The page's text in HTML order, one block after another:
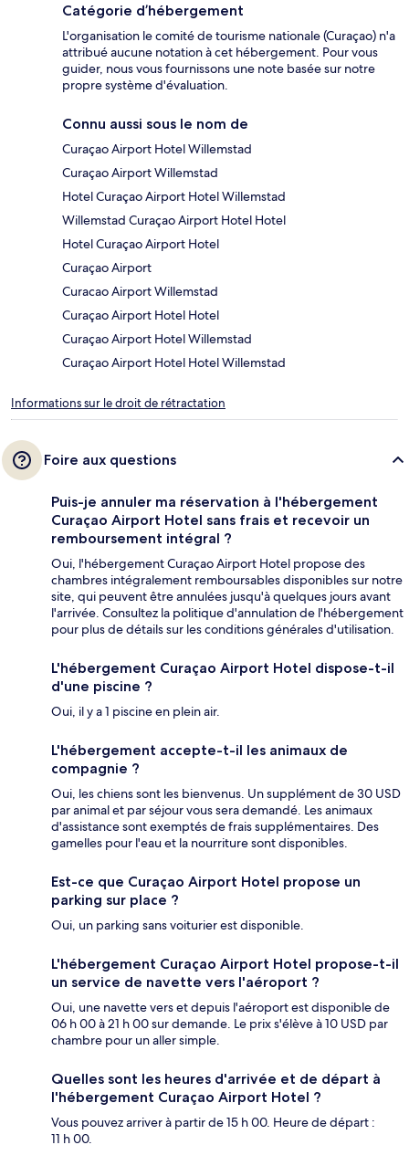
Catégorie d’hébergement
L'organisation le comité de tourisme nationale (Curaçao) n'a
attribué aucune notation à cet hébergement. Pour vous
guider, nous vous fournissons une note basée sur notre
propre système d'évaluation.
Connu aussi sous le nom de
Curaçao Airport Hotel Willemstad
Curaçao Airport Willemstad
Hotel Curaçao Airport Hotel Willemstad
Willemstad Curaçao Airport Hotel Hotel
Hotel Curaçao Airport Hotel
Curaçao Airport
Curacao Airport Willemstad
Curaçao Airport Hotel Hotel
Curaçao Airport Hotel Willemstad
Curaçao Airport Hotel Hotel Willemstad
Informations sur le droit de rétractation
Foire aux questions
Puis-je annuler ma réservation à l'hébergement
Curaçao Airport Hotel sans frais et recevoir un
remboursement intégral ?
Oui, l'hébergement Curaçao Airport Hotel propose des
chambres intégralement remboursables disponibles sur notre
site, qui peuvent être annulées jusqu'à quelques jours avant
l'arrivée. Consultez la politique d'annulation de l'hébergement
pour plus de détails sur les conditions générales d'utilisation.
L'hébergement Curaçao Airport Hotel dispose-t-il
d'une piscine ?
Oui, il y a 1 piscine en plein air.
L'hébergement accepte-t-il les animaux de
compagnie ?
Oui, les chiens sont les bienvenus. Un supplément de 30 USD
par animal et par séjour vous sera demandé. Les animaux
d'assistance sont exemptés de frais supplémentaires. Des
gamelles pour l'eau et la nourriture sont disponibles.
Est-ce que Curaçao Airport Hotel propose un
parking sur place ?
Oui, un parking sans voiturier est disponible.
L'hébergement Curaçao Airport Hotel propose-t-il
un service de navette vers l'aéroport ?
Oui, une navette vers et depuis l'aéroport est disponible de
06 h 00 à 21 h 00 sur demande. Le prix s'élève à 10 USD par
chambre pour un aller simple.
Quelles sont les heures d'arrivée et de départ à
l'hébergement Curaçao Airport Hotel ?
Vous pouvez arriver à partir de 15 h 00. Heure de départ :
11 h 00.